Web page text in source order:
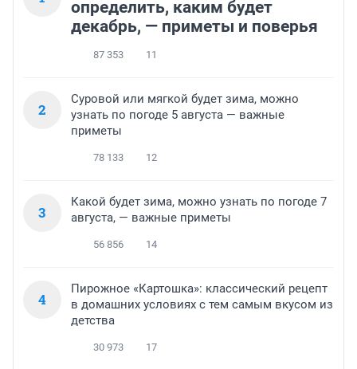
определить, каким будет
декабрь, — приметы и поверья
87 353 11
2
Суровой или мягкой будет зима, можно
узнать по погоде 5 августа — важные
приметы
78 133 12
3
Какой будет зима, можно узнать по погоде 7
августа, — важные приметы
56 856 14
4
Пирожное «Картошка»: классический рецепт
в домашних условиях с тем самым вкусом из
детства
30 973 17